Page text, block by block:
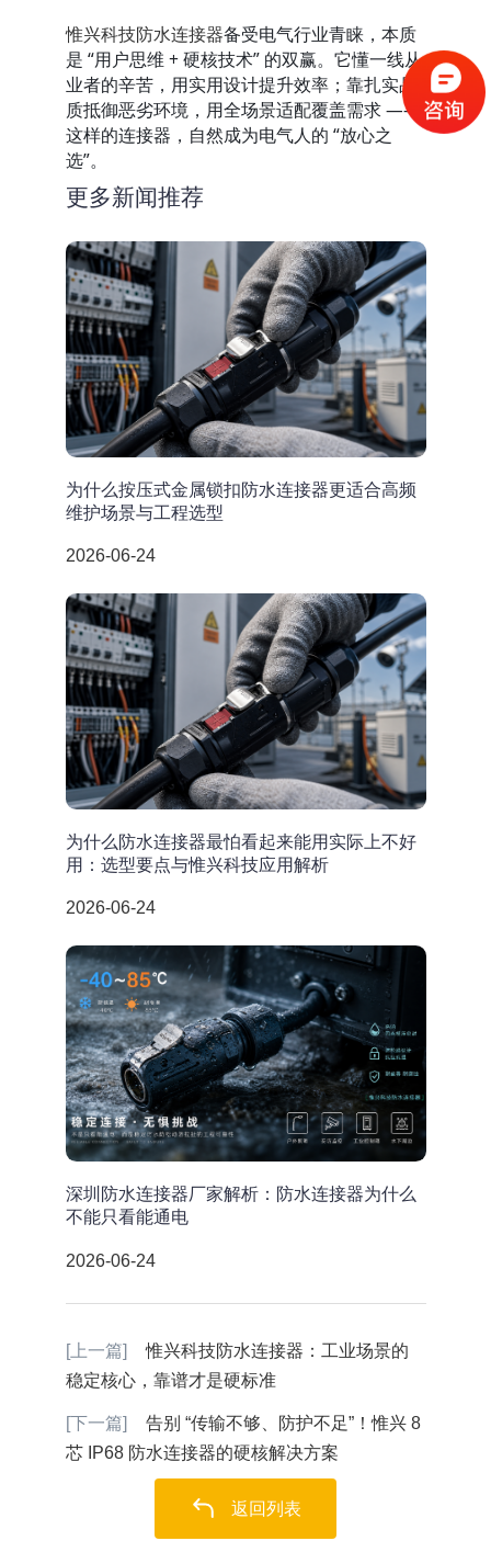
惟兴科技防水连接器备受电气行业青睐，本质
是 “用户思维 + 硬核技术” 的双赢。它懂一线从
业者的辛苦，用实用设计提升效率；靠扎实品
质抵御恶劣环境，用全场景适配覆盖需求 ——
这样的连接器，自然成为电气人的 “放心之
选”。
更多新闻推荐
为什么按压式金属锁扣防水连接器更适合高频
维护场景与工程选型
2026-06-24
为什么防水连接器最怕看起来能用实际上不好
用：选型要点与惟兴科技应用解析
2026-06-24
深圳防水连接器厂家解析：防水连接器为什么
不能只看能通电
2026-06-24
[上一篇]
惟兴科技防水连接器：工业场景的
稳定核心，靠谱才是硬标准
[下一篇]
告别 “传输不够、防护不足”！惟兴 8
芯 IP68 防水连接器的硬核解决方案
返回列表